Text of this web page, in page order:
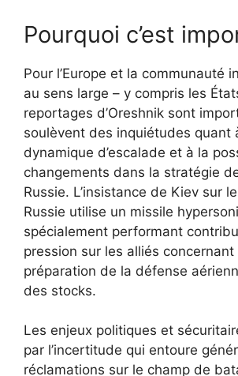
Pourquoi c’est
Pour l’Europe et la communauté
au sens large – y compris les
reportages d’Oreshnik sont
soulèvent des inquiétudes quant
dynamique d’escalade et à la
changements dans la stratégie
Russie. L’insistance de Kiev sur
Russie utilise un missile
spécialement performant
pression sur les alliés concernant
préparation de la défense
des stocks.
Les enjeux politiques et
par l’incertitude qui entoure
réclamations sur le champ de